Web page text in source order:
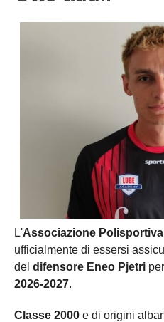
L'Associazione
ufficialmente di essersi
del difensore Eneo Pjetri
2026-2027.
Classe 2000 e di origini